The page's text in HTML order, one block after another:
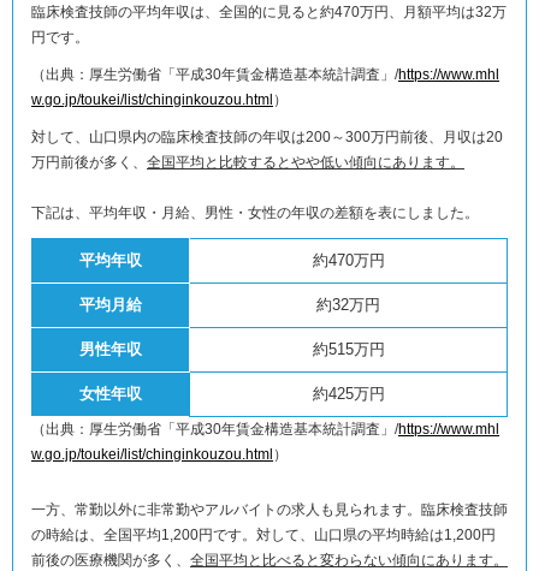
臨床検査技師の平均年収は、全国的に見ると約470万円、月額平均は32万
円です。
（出典：厚生労働省「平成30年賃金構造基本統計調査」/https://www.mhl
w.go.jp/toukei/list/chinginkouzou.html ）
対して、山口県内の臨床検査技師の年収は200～300万円前後、月収は20
万円前後が多く、 全国平均と比較するとやや低い傾向にあります。
下記は、平均年収・月給、男性・女性の年収の差額を表にしました。
平均年収 約470万円
平均月給 約32万円
男性年収 約515万円
女性年収 約425万円
（出典：厚生労働省「平成30年賃金構造基本統計調査」/https://www.mhl
w.go.jp/toukei/list/chinginkouzou.html ）
一方、常勤以外に非常勤やアルバイトの求人も見られます。臨床検査技師
の時給は、全国平均1,200円です。対して、山口県の平均時給は1,200円
前後の医療機関が多く、 全国平均と比べると変わらない傾向にあります。